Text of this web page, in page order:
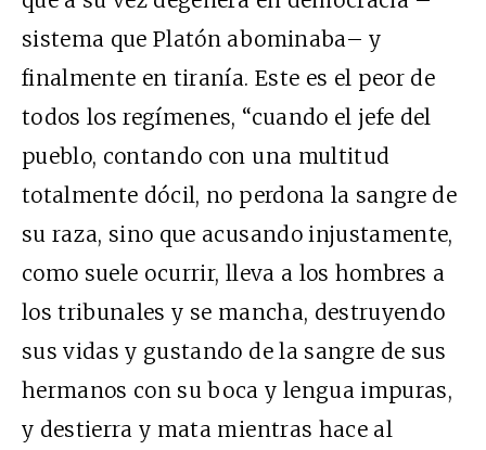
sistema que Platón abominaba– y
finalmente en tiranía. Este es el peor de
todos los regímenes, “cuando el jefe del
pueblo, contando con una multitud
totalmente dócil, no perdona la sangre de
su raza, sino que acusando injustamente,
como suele ocurrir, lleva a los hombres a
los tribunales y se mancha, destruyendo
sus vidas y gustando de la sangre de sus
hermanos con su boca y lengua impuras,
y destierra y mata mientras hace al